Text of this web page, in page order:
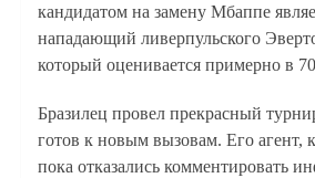
кандидатом на замену Мбаппе
нападающий ливерпульского
который оценивается примерно в
Бразилец провел прекрасный
готов к новым вызовам. Его агент,
пока отказались комментировать